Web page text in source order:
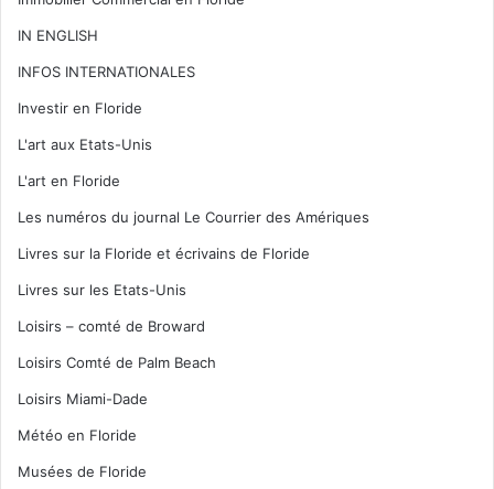
IN ENGLISH
INFOS INTERNATIONALES
Investir en Floride
L'art aux Etats-Unis
L'art en Floride
Les numéros du journal Le Courrier des Amériques
Livres sur la Floride et écrivains de Floride
Livres sur les Etats-Unis
Loisirs – comté de Broward
Loisirs Comté de Palm Beach
Loisirs Miami-Dade
Météo en Floride
Musées de Floride